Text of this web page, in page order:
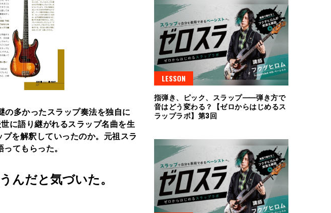
の多かったスラップ奏法を独自に
に語り継がれるスラップ名曲を生
を解釈していったのか。元祖スラ
てもらった。
んだと気づいた。
LESSON
指弾き、ピック、スラップ⸺弾き方で
音はどう変わる？【ゼロからはじめるス
ラップラボ】第3回